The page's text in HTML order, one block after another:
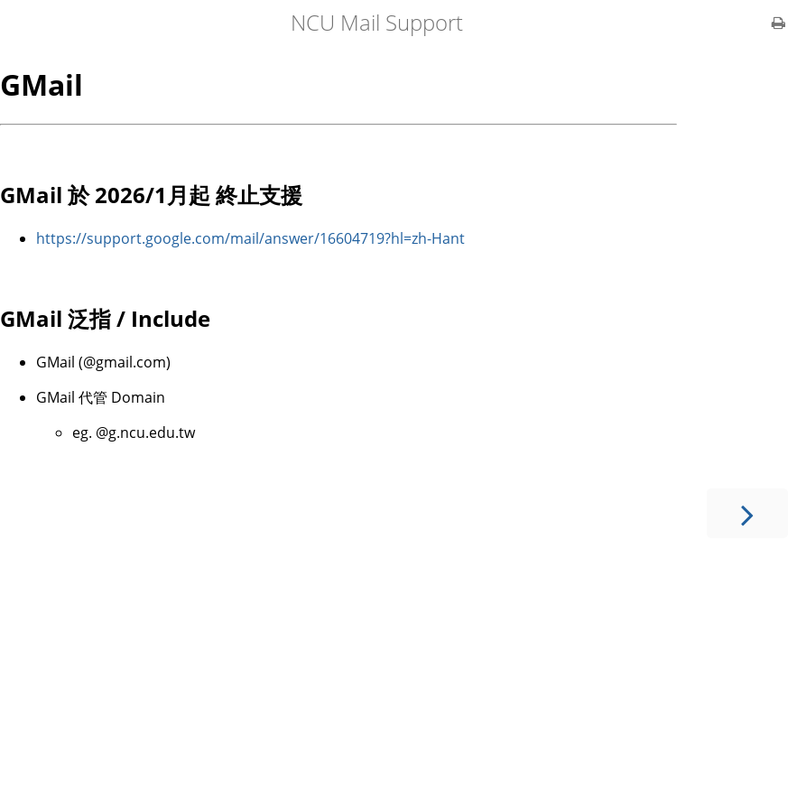
NCU Mail Support
GMail
GMail 於 2026/1月起 終止支援
https://support.google.com/mail/answer/16604719?hl=zh-Hant
GMail 泛指 / Include
GMail (@gmail.com)
GMail 代管 Domain
eg. @g.ncu.edu.tw